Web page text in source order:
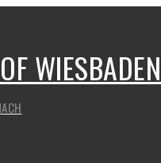
WIESBADEN